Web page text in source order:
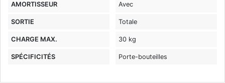
AMORTISSEUR Avec
SORTIE Totale
CHARGE MAX. 30 kg
SPÉCIFICITÉS Porte-bouteilles